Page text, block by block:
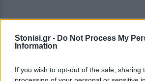
Stonisi.gr - Do Not Process My
Information
If you wish to opt-out of the sale, sharing